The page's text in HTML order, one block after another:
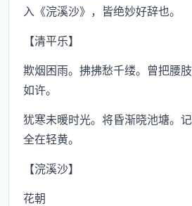
入《浣溪沙》，皆绝妙好辞也。
【清平乐】
欺烟困雨。拂拂愁千缕。曾把腰
如许。
犹寒未暖时光。将昏渐晓池塘。
全在轻黄。
【浣溪沙】
花朝